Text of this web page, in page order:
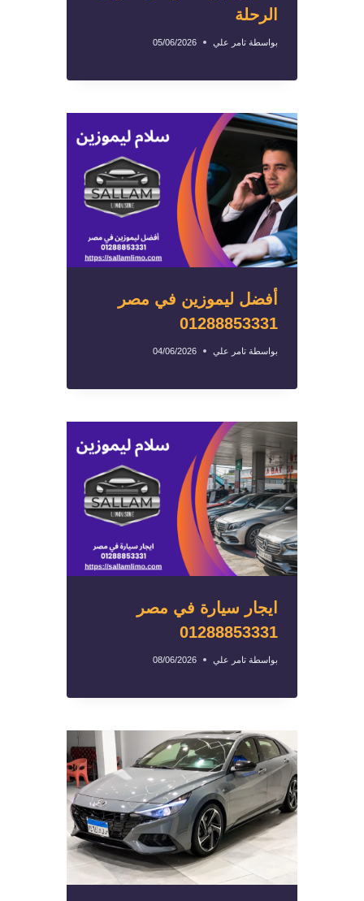
الرحلة
بواسطة تامر علي 05/06/2026
أفضل ليموزين في مصر
01288853331
بواسطة تامر علي 04/06/2026
ايجار سيارة في مصر
01288853331
بواسطة تامر علي 08/06/2026